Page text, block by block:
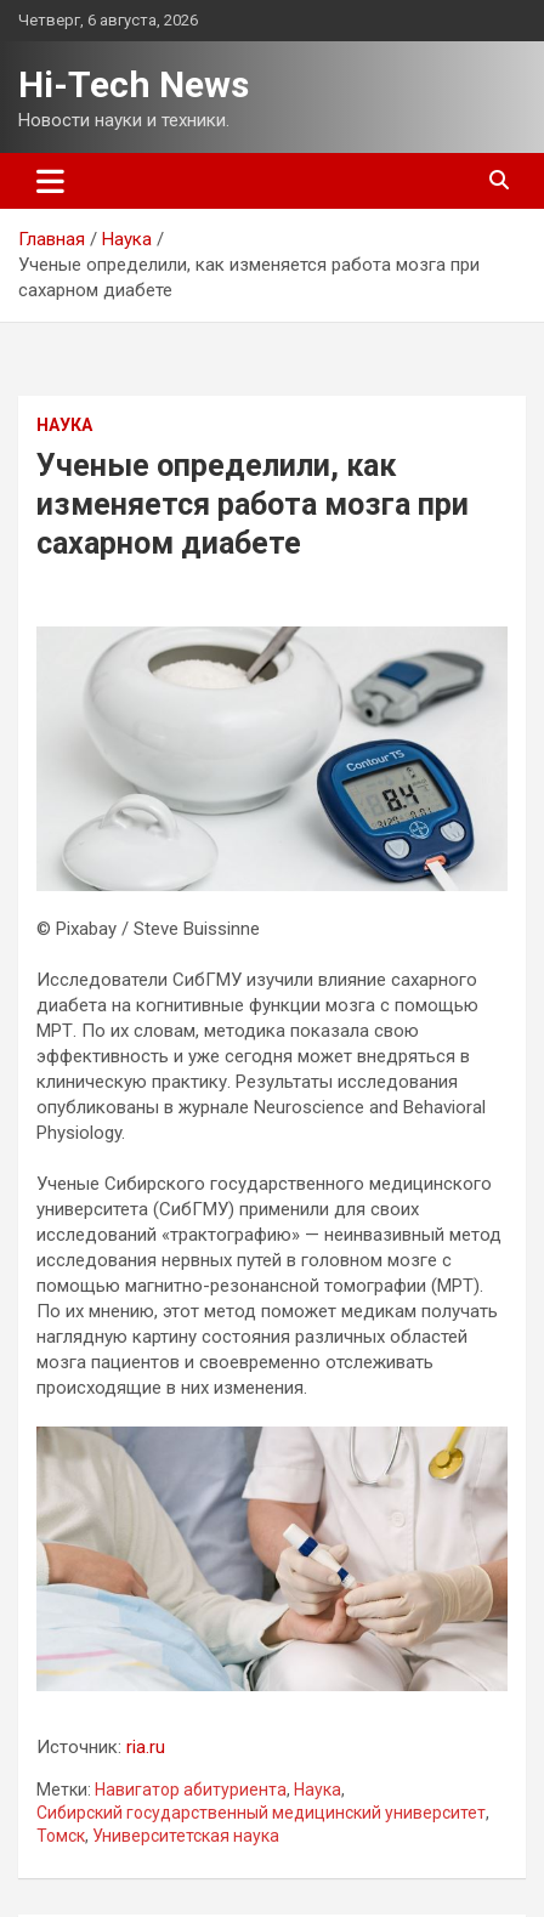
Перейти
Четверг, 6 августа, 2026
Hi-Tech News
Новости науки и техники.
Главная
Наука
Ученые определили, как изменяется работа мозга при
сахарном диабете
НАУКА
Ученые определили, как
изменяется работа мозга при
сахарном диабете
© Pixabay / Steve Buissinne
Исследователи СибГМУ изучили влияние сахарного
диабета на когнитивные функции мозга с помощью
МРТ. По их словам, методика показала свою
эффективность и уже сегодня может внедряться в
клиническую практику. Результаты исследования
опубликованы в журнале Neuroscience and Behavioral
Physiology.
Ученые Сибирского государственного медицинского
университета (СибГМУ) применили для своих
исследований «трактографию» — неинвазивный метод
исследования нервных путей в головном мозге с
помощью магнитно-резонансной томографии (МРТ).
По их мнению, этот метод поможет медикам получать
наглядную картину состояния различных областей
мозга пациентов и своевременно отслеживать
происходящие в них изменения.
Источник: ria.ru
Метки: Навигатор абитуриента, Наука,
Сибирский государственный медицинский университет,
Томск, Университетская наука